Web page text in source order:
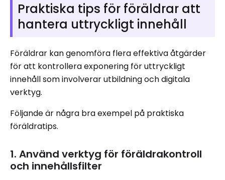
Praktiska tips för föräldrar att
hantera uttryckligt innehåll
Föräldrar kan genomföra flera effektiva åtgärder
för att kontrollera exponering för uttryckligt
innehåll som involverar utbildning och digitala
verktyg.
Följande är några bra exempel på praktiska
föräldratips.
1. Använd verktyg för föräldrakontroll
och innehållsfilter